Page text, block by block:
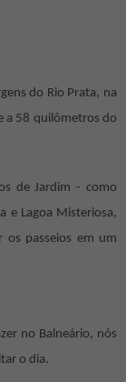
do Rio Prata, na
a 58 quilômetros do
de Jardim - como
e Lagoa Misteriosa,
passeios em um
no Balneário, nós
o dia.